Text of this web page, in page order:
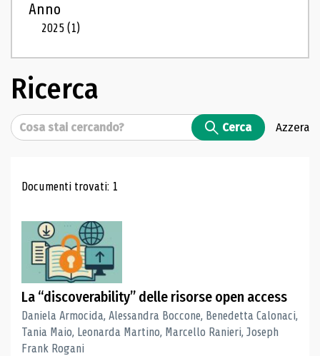
Anno
2025(1)
Ricerca
Cerca Cerca Azzera
Risultati di ricerca
Documenti trovati: 1
La “discoverability” delle risorse open access
Daniela Armocida, Alessandra Boccone, Benedetta Calonaci,
Tania Maio, Leonarda Martino, Marcello Ranieri, Joseph
Frank Rogani